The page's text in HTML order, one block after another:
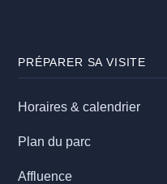
PRÉPARER SA VISITE
Horaires & calendrier
Plan du parc
Affluence